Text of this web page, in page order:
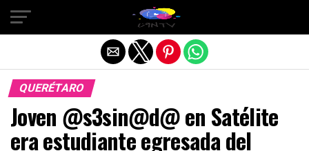
QUERÉTARO
Joven @s3sin@d@ en Satélite
era estudiante egresada del
Salir de la versión móvil